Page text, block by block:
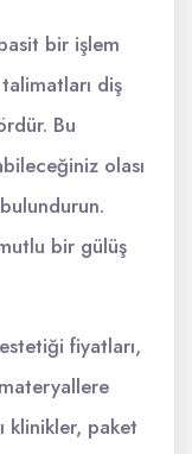
bir işlem
diş
Bu
olası
bir gülüş
fiyatları,
klinikler, paket